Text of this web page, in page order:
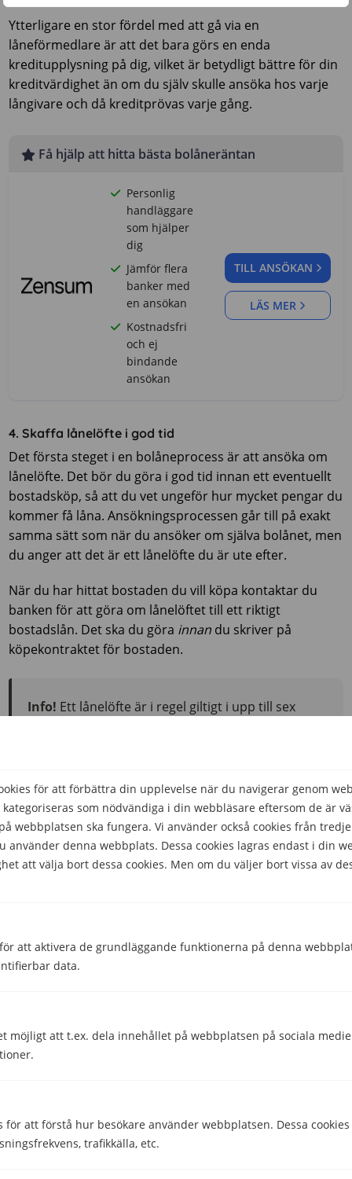
för att förbättra din upplevelse när du navigerar genom
kategoriseras som nödvändiga i din webbläsare eftersom de är
webbplatsen ska fungera. Vi använder också cookies från
använder denna webbplats. Dessa cookies lagras endast i din
att välja bort dessa cookies. Men om du väljer bort vissa av
att aktivera de grundläggande funktionerna på denna
data.
möjligt att t.ex. dela innehållet på webbplatsen på sociala
för att förstå hur besökare använder webbplatsen. Dessa
trafikkälla, etc.
Ytterligare en stor fördel med att gå via en
låneförmedlare är att det bara görs en enda
kreditupplysning på dig, vilket är betydligt bättre för din
kreditvärdighet än om du själv skulle ansöka hos varje
långivare och då kreditprövas varje gång.
Få hjälp att hitta bästa bolåneräntan
Personlig
handläggare
som hjälper
dig
Jämför flera
banker med
en ansökan
Kostnadsfri
och ej
bindande
ansökan
TILL ANSÖKAN
LÄS MER
4. Skaffa lånelöfte i god tid
Det första steget i en bolåneprocess är att ansöka om
lånelöfte. Det bör du göra i god tid innan ett eventuellt
bostadsköp, så att du vet ungeför hur mycket pengar du
kommer få låna. Ansökningsprocessen går till på exakt
samma sätt som när du ansöker om själva bolånet, men
du anger att det är ett lånelöfte du är ute efter.
När du har hittat bostaden du vill köpa kontaktar du
banken för att göra om lånelöftet till ett riktigt
bostadslån. Det ska du göra innan du skriver på
köpekontraktet för bostaden.
Info! Ett lånelöfte är i regel giltigt i upp till sex
finns möjlighet att förlänga det befintliga.
Långivaren kommer då att göra en slutgiltig
kreditupplysning på dig för att säkerställa att dina
Går det att köpa en bostad till företaget
och bo i den själv?
betala en marknadsmässig hyra till företaget. Det är
dock inte många bostadsrättsföreningar som
som gäller hos föreningen innan du tar ett sådant
beslut.